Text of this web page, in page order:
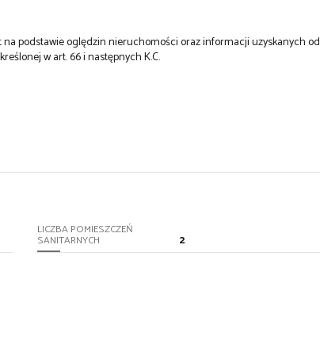
podstawie oględzin nieruchomości oraz informacji uzyskanych od
w art. 66 i następnych K.C.
LICZBA POMIESZCZEŃ
SANITARNYCH 2